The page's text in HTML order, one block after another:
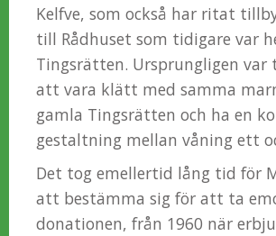
Kelfve, som också har ritat
till Rådhuset som tidigare var
Tingsrätten. Ursprungligen
att vara klätt med samma
gamla Tingsrätten och ha en
gestaltning mellan våning ett
Det tog emellertid lång tid för
att bestämma sig för att ta
donationen, från 1960 när